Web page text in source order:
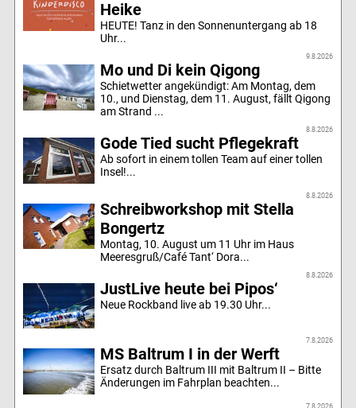
Heike
HEUTE! Tanz in den Sonnenuntergang ab 18
Uhr...
9.8.2026
Mo und Di kein Qigong
Schietwetter angekündigt: Am Montag, dem
10., und Dienstag, dem 11. August, fällt Qigong
am Strand ...
8.8.2026
Gode Tied sucht Pflegekraft
Ab sofort in einem tollen Team auf einer tollen
Insel!...
8.8.2026
Schreibworkshop mit Stella
Bongertz
Montag, 10. August um 11 Uhr im Haus
Meeresgruß/Café Tant‘ Dora...
8.8.2026
JustLive heute bei Pipos‘
Neue Rockband live ab 19.30 Uhr...
7.8.2026
MS Baltrum I in der Werft
Ersatz durch Baltrum III mit Baltrum II – Bitte
Änderungen im Fahrplan beachten...